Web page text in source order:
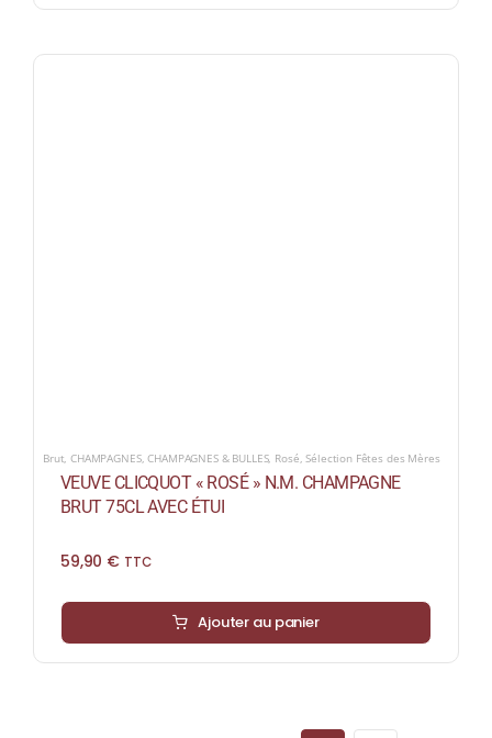
Brut ,CHAMPAGNES,CHAMPAGNES & BULLES, Rosé ,Sélection Fêtes des Mères
VEUVE CLICQUOT « ROSÉ » N.M. CHAMPAGNE
BRUT 75CL AVEC ÉTUI
59,90 € TTC
Ajouter au panier